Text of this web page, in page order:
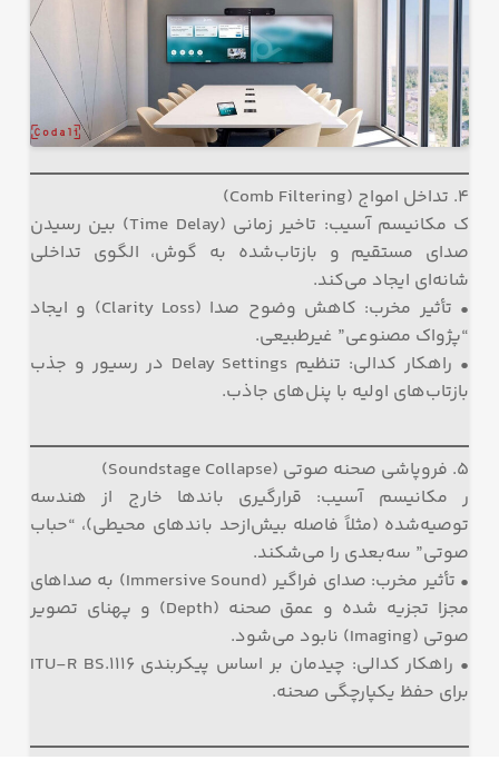
۴. تداخل امواج (Comb Filtering)
ک مکانیسم آسیب: تاخیر زمانی (Time Delay) بین رسیدن
صدای مستقیم و بازتاب‌شده به گوش، الگوی تداخلی
شانه‌ای ایجاد می‌کند.
• تأثیر مخرب: کاهش وضوح صدا (Clarity Loss) و ایجاد
“پژواک مصنوعی” غیرطبیعی.
• راهکار کدالی: تنظیم Delay Settings در رسیور و جذب
بازتاب‌های اولیه با پنل‌های جاذب.
۵. فروپاشی صحنه صوتی (Soundstage Collapse)
ر مکانیسم آسیب: قرارگیری باندها خارج از هندسه
توصیه‌شده (مثلاً فاصله بیش‌ازحد باندهای محیطی)، “حباب
صوتی” سه‌بعدی را می‌شکند.
• تأثیر مخرب: صدای فراگیر (Immersive Sound) به صداهای
مجزا تجزیه شده و عمق صحنه (Depth) و پهنای تصویر
صوتی (Imaging) نابود می‌شود.
• راهکار کدالی: چیدمان بر اساس پیکربندی ITU-R BS.1116
برای حفظ یکپارچگی صحنه.